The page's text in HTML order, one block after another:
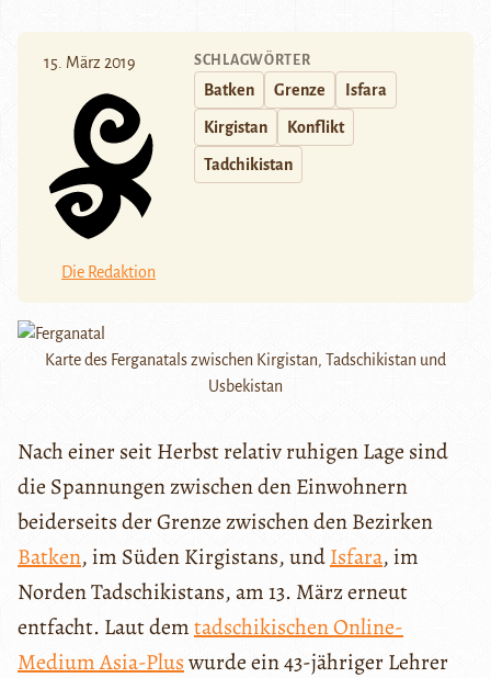
15. März 2019
Die Redaktion
SCHLAGWÖRTER
Batken Grenze Isfara
Kirgistan Konflikt
Tadchikistan
Karte des Ferganatals zwischen Kirgistan, Tadschikistan und
Usbekistan
Nach einer seit Herbst relativ ruhigen Lage sind
die Spannungen zwischen den Einwohnern
beiderseits der Grenze zwischen den Bezirken
Batken, im Süden Kirgistans, undIsfara, im
Norden Tadschikistans, am 13. März erneut
entfacht. Laut demtadschikischen Online-
Medium Asia-Pluswurde ein 43-jähriger Lehrer